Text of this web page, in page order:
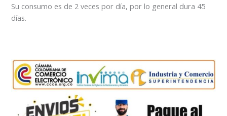
Su consumo es de 2 veces por día, por lo general dura 45
días.